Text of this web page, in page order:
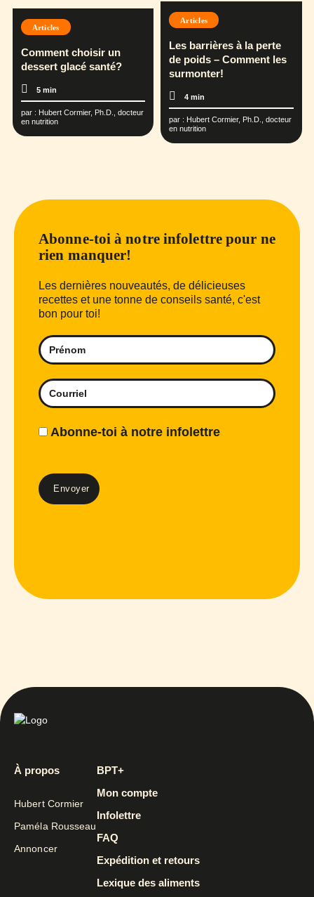
Articles
Comment choisir un
dessert glacé santé?
5 min
par : Hubert Cormier, Ph.D., docteur
en nutrition
Articles
Les barrières à la perte
de poids – Comment les
surmonter!
4 min
par : Hubert Cormier, Ph.D., docteur
en nutrition
Abonne-toi à notre infolettre pour ne
rien manquer!
Les dernières nouveautés, de délicieuses
recettes et une tonne de conseils santé, c'est
bon pour toi!
Abonne-toi à notre infolettre
À propos
Hubert Cormier
Paméla Rousseau
Annoncer
BPT+
Mon compte
Infolettre
FAQ
Expédition et retours
Lexique des aliments